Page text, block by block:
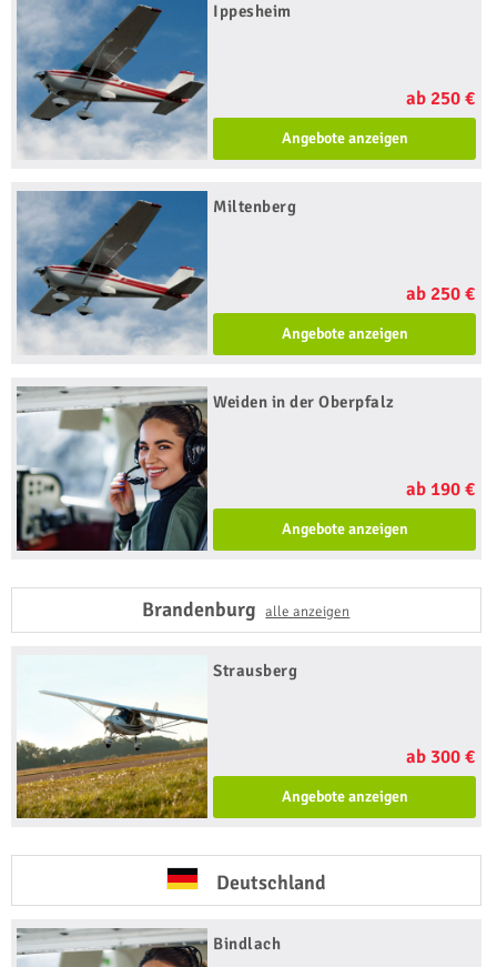
Ippesheim
ab 250 €
Angebote anzeigen
Miltenberg
ab 250 €
Angebote anzeigen
Weiden in der Oberpfalz
ab 190 €
Angebote anzeigen
Brandenburgalle anzeigen
Strausberg
ab 300 €
Angebote anzeigen
Deutschland
Bindlach